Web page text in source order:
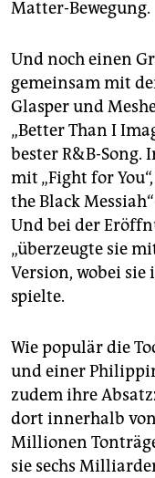
Matter-Bewegung.
Und noch einen
gemeinsam mit
Glasper und
„Better Than I
bester R&B-Song.
mit „Fight for
the Black
Und bei der
„überzeugte sie
Version, wobei
spielte.
Wie populär die
und einer
zudem ihre
dort innerhalb
Millionen
sie sechs